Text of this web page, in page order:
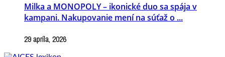
Milka a MONOPOLY – ikonické duo sa spája v
kampani. Nakupovanie mení na súťaž o ...
29 apríla, 2026